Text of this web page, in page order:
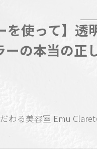
を使って】透
ーの本当の正
わる美容室 Emu